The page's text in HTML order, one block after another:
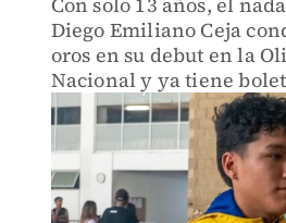
Diego Emiliano Ceja
oros en su debut en la
Nacional y ya tiene
Panamericanos de